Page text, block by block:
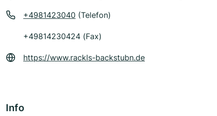
+4981423040 (Telefon)
+49814230424 (Fax)
https://www.rackls-backstubn.de
Info